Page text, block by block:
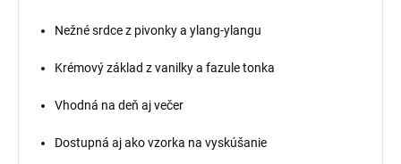
Nežné srdce z pivonky a ylang-ylangu
Krémový základ z vanilky a fazule tonka
Vhodná na deň aj večer
Dostupná aj ako vzorka na vyskúšanie